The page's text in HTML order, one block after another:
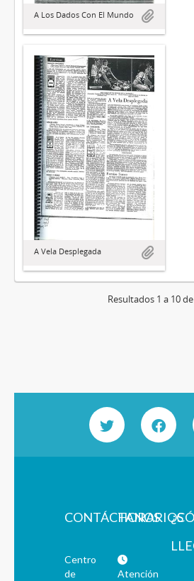
A Los Dados Con El Mundo
A Vela Desplegada
Resultados 1 a 10 de
CONTÁCTANOS
Centro
de
HORARIOS
Atención